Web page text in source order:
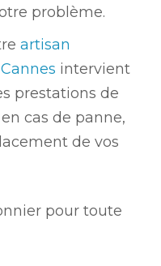
problème.
artisan
intervient
prestations de
cas de panne,
de vos
pour toute